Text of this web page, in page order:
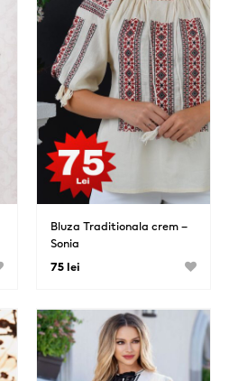
Bluza Traditionala crem –
Sonia
75 lei